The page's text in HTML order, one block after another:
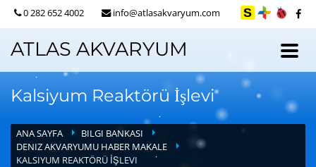
0 282 652 4002 info@atlasakvaryum.com
ATLAS AKVARYUM
Kalsiyum Reaktörü İşlevi
ANA SAYFA
BILGI BANKASI
DENIZ AKVARYUMU HABER MAKALE
KALSIYUM REAKTÖRÜ İŞLEVI